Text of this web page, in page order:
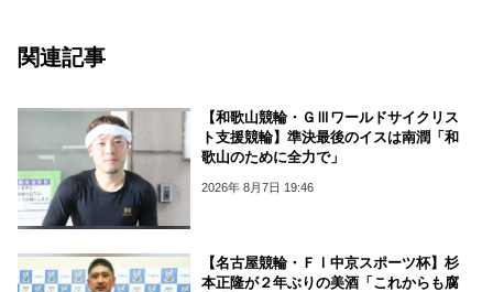
関連記事
【和歌山競輪・ＧⅢワールドサイクリス
ト支援競輪】準決最後のイスは南潤「和
歌山のために全力で」
2026年 8月7日 19:46
【名古屋競輪・ＦⅠ中京スポーツ杯】杉
本正隆が２年ぶりの美酒「これからも腐